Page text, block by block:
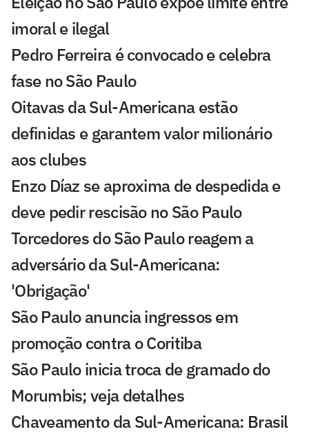
imoral e ilegal
Pedro Ferreira é convocado e celebra
fase no São Paulo
Oitavas da Sul-Americana estão
definidas e garantem valor milionário
aos clubes
Enzo Díaz se aproxima de despedida e
deve pedir rescisão no São Paulo
Torcedores do São Paulo reagem a
adversário da Sul-Americana:
'Obrigação'
São Paulo anuncia ingressos em
promoção contra o Coritiba
São Paulo inicia troca de gramado do
Morumbis; veja detalhes
Chaveamento da Sul-Americana: Brasil